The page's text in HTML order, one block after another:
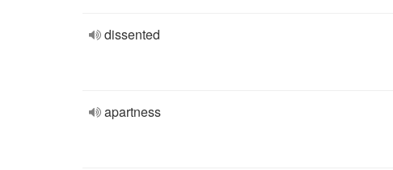
dissented
apartness